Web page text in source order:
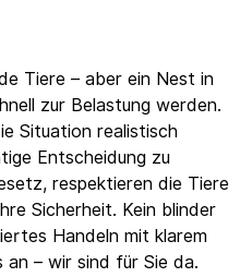
Tiere – aber ein Nest in
zur Belastung werden.
Situation realistisch
Entscheidung zu
respektieren die Tiere
Sicherheit. Kein blinder
Handeln mit klarem
an – wir sind für Sie da.